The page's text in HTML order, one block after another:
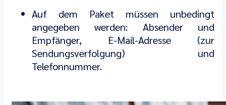
Auf dem Paket müssen unbedingt
angegeben werden: Absender und
Empfänger, E-Mail-Adresse (zur
Sendungsverfolgung) und
Telefonnummer.